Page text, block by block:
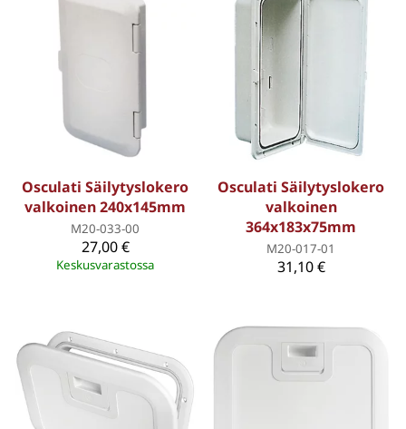
Osculati Säilytyslokero
valkoinen 240x145mm
M20-033-00
27,00 €
Keskusvarastossa
Osculati Säilytyslokero
valkoinen
364x183x75mm
M20-017-01
31,10 €